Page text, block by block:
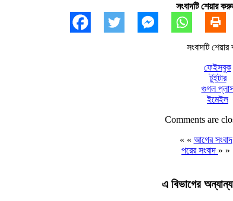
সংবাদটি শেয়ার
সংবাদটি
ফেইসবুক
টুইটার
গুগল
ইমেইল
Comments are
« « আগের সংবাদ
পরের সংবাদ » »
এ বিভাগের